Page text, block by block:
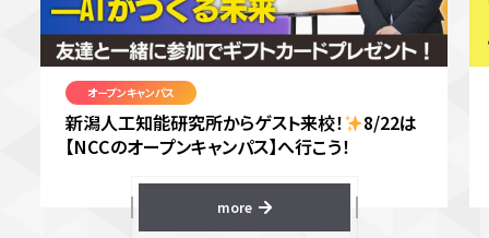
オープンキャンパス
新潟人工知能研究所からゲスト来校！
8/22は
【NCCのオープンキャンパス】へ行こう！
more